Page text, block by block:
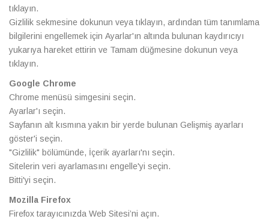
tıklayın.
Gizlilik sekmesine dokunun veya tıklayın, ardından tüm tanımlama
bilgilerini engellemek için Ayarlar'ın altında bulunan kaydırıcıyı
yukarıya hareket ettirin ve Tamam düğmesine dokunun veya
tıklayın.
Google Chrome
Chrome menüsü simgesini seçin.
Ayarlar'ı seçin.
Sayfanın alt kısmına yakın bir yerde bulunan Gelişmiş ayarları
göster'i seçin.
"Gizlilik" bölümünde, İçerik ayarları'nı seçin.
Sitelerin veri ayarlamasını engelle'yi seçin.
Bitti'yi seçin.
Mozilla Firefox
Firefox tarayıcınızda Web Sitesi’ni açın.